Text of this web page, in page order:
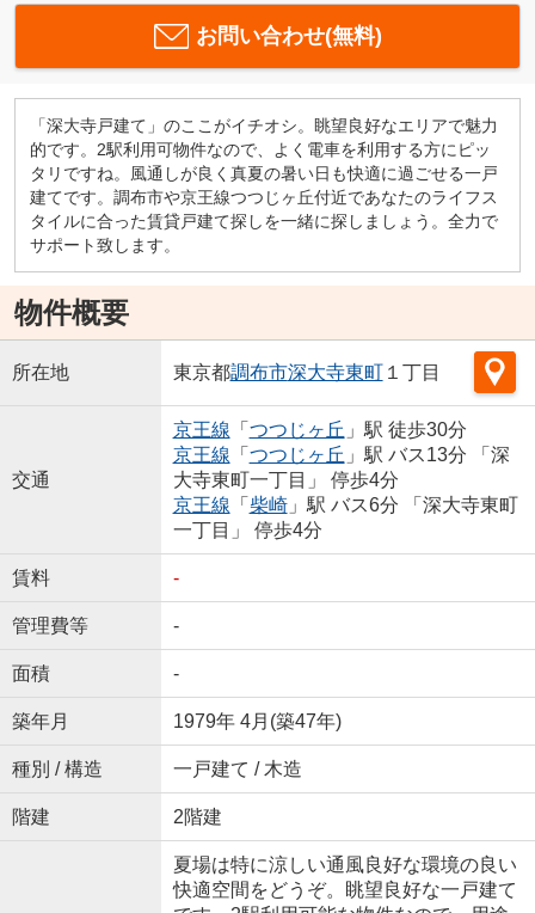
お問い合わせ(無料)
「深大寺戸建て」のここがイチオシ。眺望良好なエリアで魅力
的です。2駅利用可物件なので、よく電車を利用する方にピッ
タリですね。風通しが良く真夏の暑い日も快適に過ごせる一戸
建てです。調布市や京王線つつじヶ丘付近であなたのライフス
タイルに合った賃貸戸建て探しを一緒に探しましょう。全力で
サポート致します。
物件概要
所在地 東京都調布市深大寺東町１丁目
交通
京王線 「 つつじヶ丘 」駅 徒歩30分
京王線 「 つつじヶ丘 」駅 バス13分 「深
大寺東町一丁目」 停歩4分
京王線 「 柴崎」駅 バス6分 「深大寺東町
一丁目」 停歩4分
賃料 -
管理費等 -
面積 -
築年月 1979年 4月(築47年)
種別 / 構造 一戸建て / 木造
階建 2階建
夏場は特に涼しい通風良好な環境の良い
快適空間をどうぞ。眺望良好な一戸建て